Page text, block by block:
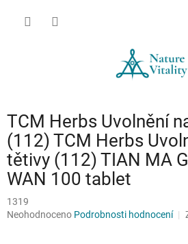
TCM Herbs Uvolnění
(112) TCM Herbs
tětivy (112) TIAN MA
WAN 100 tablet
1319
Průměrné
Neohodnoceno Podrobnosti hodnocení